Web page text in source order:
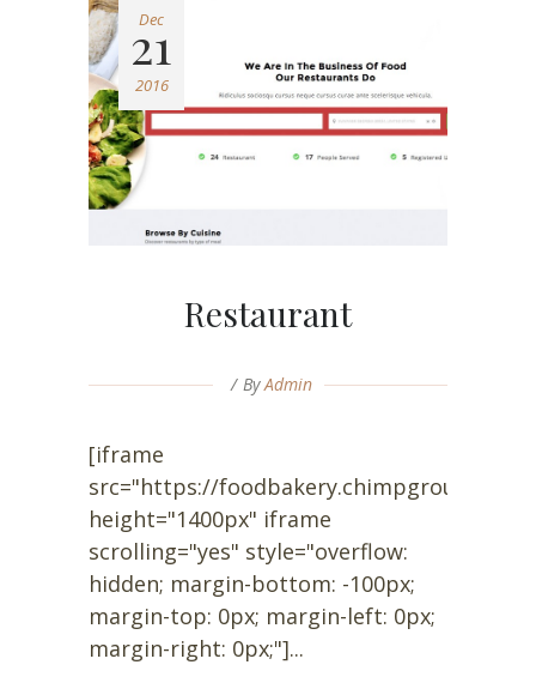
Dec
21
2016
Restaurant
ByAdmin
[iframe
src="https://foodbakery.chimpgroup.com/"
height="1400px" iframe
scrolling="yes" style="overflow:
hidden; margin-bottom: -100px;
margin-top: 0px; margin-left: 0px;
margin-right: 0px;"]...